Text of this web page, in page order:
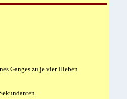
Ganges zu je vier Hieben